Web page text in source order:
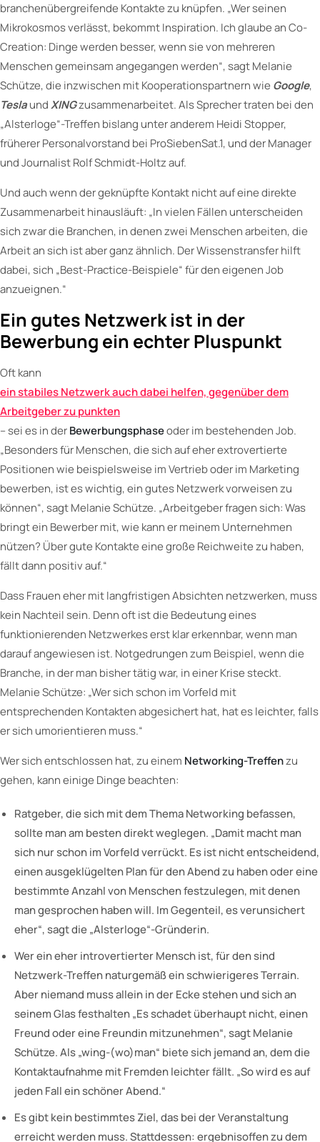
branchenübergreifende Kontakte zu knüpfen. „Wer seinen
Mikrokosmos verlässt, bekommt Inspiration. Ich glaube an Co-
Creation: Dinge werden besser, wenn sie von mehreren
Menschen gemeinsam angegangen werden“, sagt Melanie
Schütze, die inzwischen mit Kooperationspartnern wie Google,
TeslaundXINGzusammenarbeitet. Als Sprecher traten bei den
„Alsterloge“-Treffen bislang unter anderem Heidi Stopper,
früherer Personalvorstand bei ProSiebenSat.1, und der Manager
und Journalist Rolf Schmidt-Holtz auf.
Und auch wenn der geknüpfte Kontakt nicht auf eine direkte
Zusammenarbeit hinausläuft: „In vielen Fällen unterscheiden
sich zwar die Branchen, in denen zwei Menschen arbeiten, die
Arbeit an sich ist aber ganz ähnlich. Der Wissenstransfer hilft
dabei, sich „Best-Practice-Beispiele“ für den eigenen Job
anzueignen.“
Ein gutes Netzwerk ist in der
Bewerbung ein echter Pluspunkt
Oft kann
ein stabiles Netzwerk auch dabei helfen, gegenüber dem
Arbeitgeber zu punkten
– sei es in derBewerbungsphaseoder im bestehenden Job.
„Besonders für Menschen, die sich auf eher extrovertierte
Positionen wie beispielsweise im Vertrieb oder im Marketing
bewerben, ist es wichtig, ein gutes Netzwerk vorweisen zu
können“, sagt Melanie Schütze. „Arbeitgeber fragen sich: Was
bringt ein Bewerber mit, wie kann er meinem Unternehmen
nützen? Über gute Kontakte eine große Reichweite zu haben,
fällt dann positiv auf.“
Dass Frauen eher mit langfristigen Absichten netzwerken, muss
kein Nachteil sein. Denn oft ist die Bedeutung eines
funktionierenden Netzwerkes erst klar erkennbar, wenn man
darauf angewiesen ist. Notgedrungen zum Beispiel, wenn die
Branche, in der man bisher tätig war, in einer Krise steckt.
Melanie Schütze: „Wer sich schon im Vorfeld mit
entsprechenden Kontakten abgesichert hat, hat es leichter, falls
er sich umorientieren muss.“
Wer sich entschlossen hat, zu einem Networking-Treffenzu
gehen, kann einige Dinge beachten:
Ratgeber, die sich mit dem Thema Networking befassen,
sollte man am besten direkt weglegen. „Damit macht man
sich nur schon im Vorfeld verrückt. Es ist nicht entscheidend,
einen ausgeklügelten Plan für den Abend zu haben oder eine
bestimmte Anzahl von Menschen festzulegen, mit denen
man gesprochen haben will. Im Gegenteil, es verunsichert
eher“, sagt die „Alsterloge“-Gründerin.
Wer ein eher introvertierter Mensch ist, für den sind
Netzwerk-Treffen naturgemäß ein schwierigeres Terrain.
Aber niemand muss allein in der Ecke stehen und sich an
seinem Glas festhalten „Es schadet überhaupt nicht, einen
Freund oder eine Freundin mitzunehmen“, sagt Melanie
Schütze. Als „wing-(wo)man“ biete sich jemand an, dem die
Kontaktaufnahme mit Fremden leichter fällt. „So wird es auf
jeden Fall ein schöner Abend.“
Es gibt kein bestimmtes Ziel, das bei der Veranstaltung
erreicht werden muss. Stattdessen: ergebnisoffen zu dem